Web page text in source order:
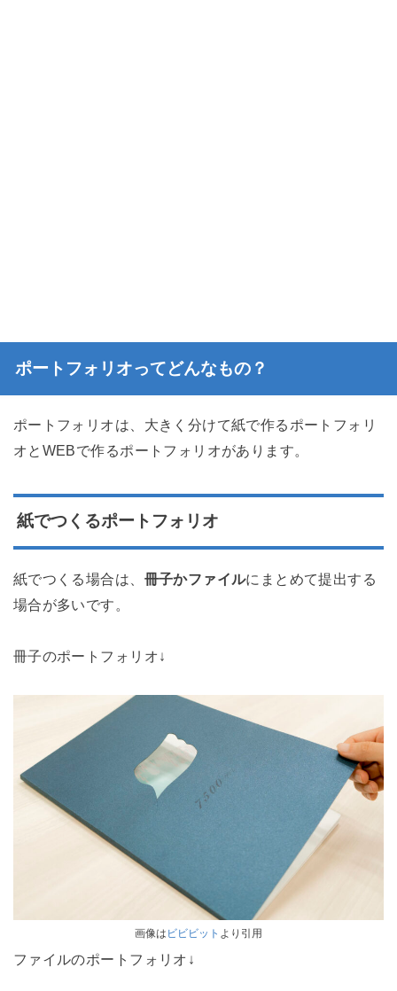
ポートフォリオってどんなもの？
ポートフォリオは、大きく分けて紙で作るポートフォリ
オとWEBで作るポートフォリオがあります。
紙でつくるポートフォリオ
紙でつくる場合は、 冊子かファイルにまとめて提出する
場合が多いです。
冊子のポートフォリオ↓
画像は ビビビット より引用
ファイルのポートフォリオ↓